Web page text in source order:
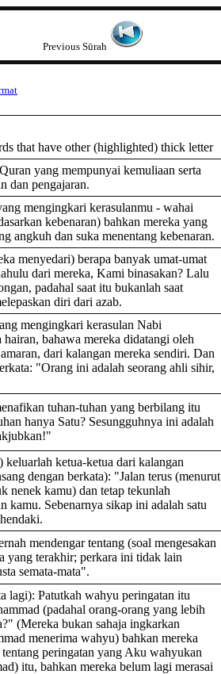
Previous Sūrah
that have other (highlighted) thick letter
yang mempunyai kemuliaan serta
dan pengajaran.
mengingkari kerasulanmu - wahai
kebenaran) bahkan mereka yang
angkuh dan suka menentang kebenaran.
menyedari) berapa banyak umat-umat
dari mereka, Kami binasakan? Lalu
padahal saat itu bukanlah saat
diri dari azab.
mengingkari kerasulan Nabi
bahawa mereka didatangi oleh
dari kalangan mereka sendiri. Dan
"Orang ini adalah seorang ahli sihir,
tuhan-tuhan yang berbilang itu
hanya Satu? Sesungguhnya ini adalah
ketua-ketua dari kalangan
dengan berkata): "Jalan terus (menurut
nenek kamu) dan tetap tekunlah
kamu. Sebenarnya sikap ini adalah satu
mendengar tentang (soal mengesakan
yang terakhir; perkara ini tidak lain
semata-mata".
lagi): Patutkah wahyu peringatan itu
(padahal orang-orang yang lebih
(Mereka bukan sahaja ingkarkan
menerima wahyu) bahkan mereka
peringatan yang Aku wahyukan
itu, bahkan mereka belum lagi merasai